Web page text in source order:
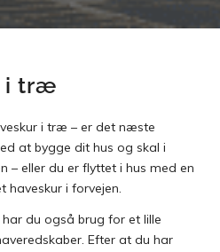
i træ
i træ – er det næste
at bygge dit hus og skal i
– eller du er flyttet i hus med en
haveskur i forvejen.
du også brug for et lille
Efter at du har